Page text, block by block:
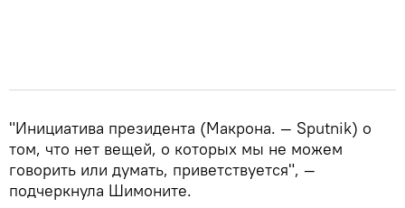
"Инициатива президента (Макрона. — Sputnik) о
том, что нет вещей, о которых мы не можем
говорить или думать, приветствуется", —
подчеркнула Шимоните.